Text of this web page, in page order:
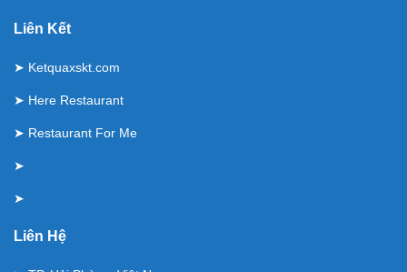
Liên Kết
➤ Ketquaxskt.com
➤ Here Restaurant
➤ Restaurant For Me
➤
➤
Liên Hệ